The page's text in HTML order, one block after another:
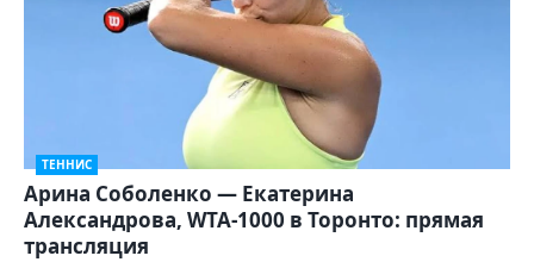
ТЕННИС
Арина Соболенко — Екатерина
Александрова, WTA-1000 в Торонто: прямая
трансляция